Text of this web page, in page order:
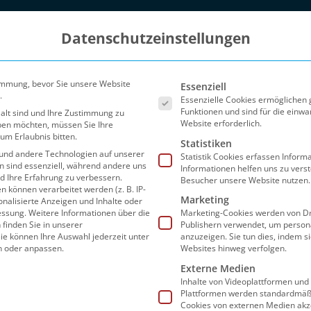
Partner FAQ Preise
Datenschutzeinstellungen
bevor Sie unsere Website
sind und Ihre Zustimmung zu
möchten, müssen Sie Ihre
Erlaubnis bitten.
andere Technologien auf unserer
sind essenziell, während andere uns
Ihre Erfahrung zu verbessern.
können verarbeitet werden (z. B. IP-
Anzeigen und Inhalte oder
Weitere Informationen über die
Sie in unserer
können Ihre Auswahl jederzeit unter
oder anpassen.
Es folgt eine Liste der
Essenziell
Essenzielle Cookies ermöglichen
Funktionen und sind für die
Website erforderlich.
Statistiken
Statistik Cookies erfassen
Informationen helfen uns zu
Besucher unsere Website nutzen.
Marketing
Marketing-Cookies werden von
Publishern verwendet, um
anzuzeigen. Sie tun dies, indem
Websites hinweg verfolgen.
Externe Medien
Inhalte von Videoplattformen
Plattformen werden
Cookies von externen Medien